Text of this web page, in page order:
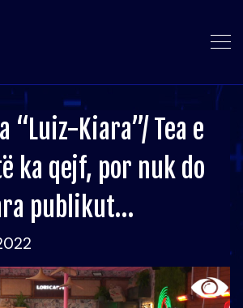
“Luiz-Kiara”/ Tea e
ka qejf, por nuk do
publikut…